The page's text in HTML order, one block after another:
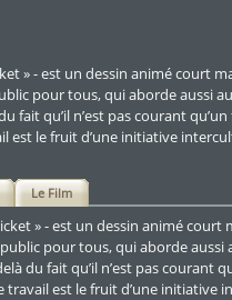
» - est un dessin animé court
pour tous, qui aborde aussi
fait qu’il n’est pas courant
est le fruit d’une initiative
Le Film
» - est un dessin animé
pour tous, qui aborde aussi
du fait qu’il n’est pas courant
travail est le fruit d’une initiative